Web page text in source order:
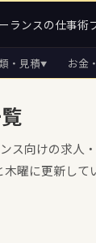
ランスの仕事術
・見積▼ お金
ス向けの求人
曜に更新して